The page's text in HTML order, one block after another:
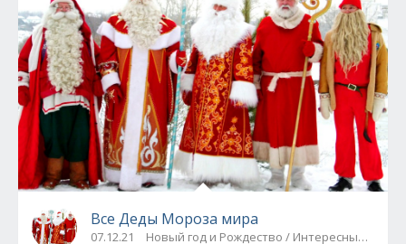
Все Деды Мороза мира
07.12.21 Новый год и Рождество / Интересные факты